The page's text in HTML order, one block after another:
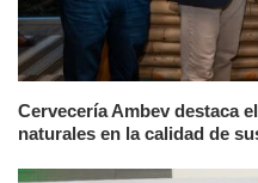
Cervecería Ambev destaca
naturales en la calidad de